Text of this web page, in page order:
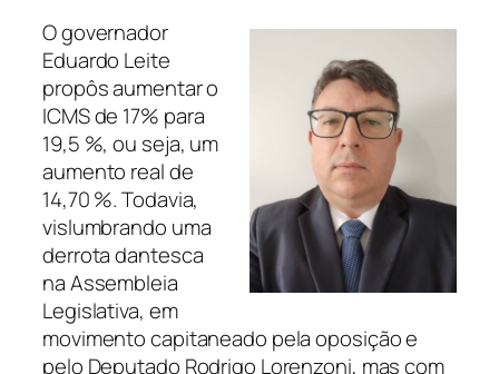
O governador
Eduardo Leite
propôs aumentar o
ICMS de 17% para
19,5 %, ou seja, um
aumento real de
14,70 %. Todavia,
vislumbrando uma
derrota dantesca
na Assembleia
Legislativa, em
movimento capitaneado pela oposição e
pelo Deputado Rodrigo Lorenzoni, mas com